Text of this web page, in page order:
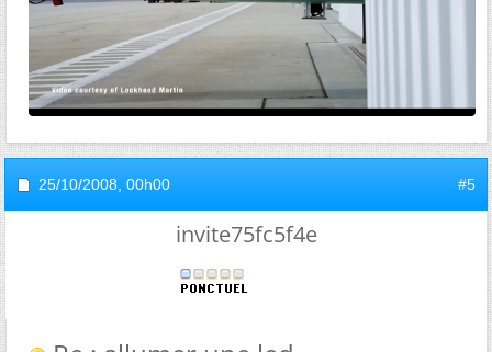
25/10/2008, 00h00 #5
invite75fc5f4e